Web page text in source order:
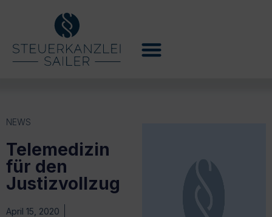
NEWS
Telemedizin
für den
Justizvollzug
April 15, 2020